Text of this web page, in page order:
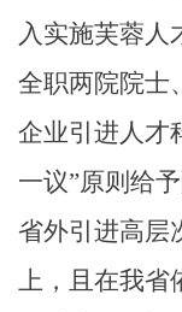
入实施芙蓉人
全职两院院士
企业引进人才
一议”原则给
省外引进高层
上，且在我